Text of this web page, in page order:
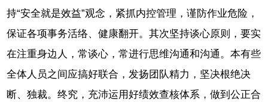
持“安全就是效益”观念，紧抓内控管理，谨防作业危险，
保证各项事务活络、健康翻开。其次坚持谈心原则，要实
在注重身边人，常谈心，常进行思维沟通和沟通。本有些
全体人员之间应搞好联合，发扬团队精力，坚决根绝决
断、独裁。终究，充沛运用好绩效查核体系，做到公正合